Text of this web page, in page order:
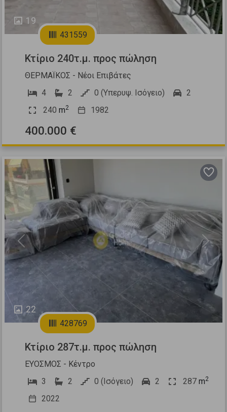
19
431559
Κτίριο 240τ.μ. προς πώληση
ΘΕΡΜΑΪΚΟΣ - Νέοι Επιβάτες
4
2 0 (Υπερυψ. Ισόγειο)
2
240 m2 1982
400.000 €
22
Previous Next
428769
Κτίριο 287τ.μ. προς πώληση
ΕΥΟΣΜΟΣ - Κέντρο
3
2 0 (Ισόγειο) 2 287 m2
2022